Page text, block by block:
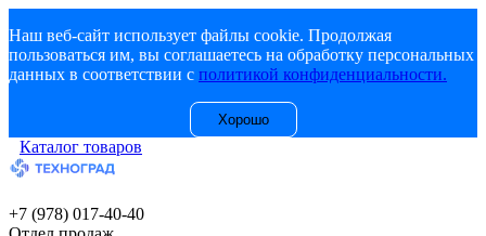
Наш веб-сайт использует файлы cookie. Продолжая
пользоваться им, вы соглашаетесь на обработку персональных
данных в соответствии с политикой конфиденциальности.
Хорошо
Каталог товаров
+7 (978) 017-40-40